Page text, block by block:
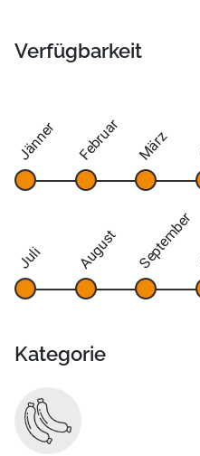
Verfügbarkeit
Jänner Februar März
Juli August September
Kategorie